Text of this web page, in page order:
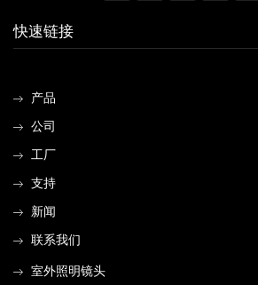
快速链接
产品
公司
工厂
支持
新闻
联系我们
室外照明镜头